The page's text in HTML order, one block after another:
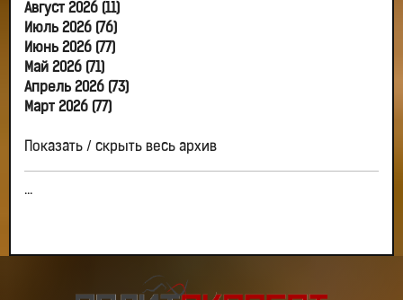
Август 2026 (11)
Июль 2026 (76)
Июнь 2026 (77)
Май 2026 (71)
Апрель 2026 (73)
Март 2026 (77)
Показать / скрыть весь архив
...